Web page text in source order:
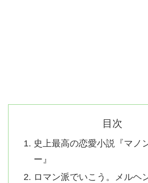
目次
史上最高の恋愛小説『マノ
ー』
ロマン派でいこう。メルヘ